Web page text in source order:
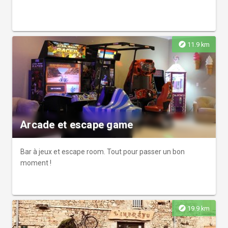
explore 11.9 km
Arcade et escape game
Bar à jeux et escape room. Tout pour passer un bon
moment !
explore 19.9 km